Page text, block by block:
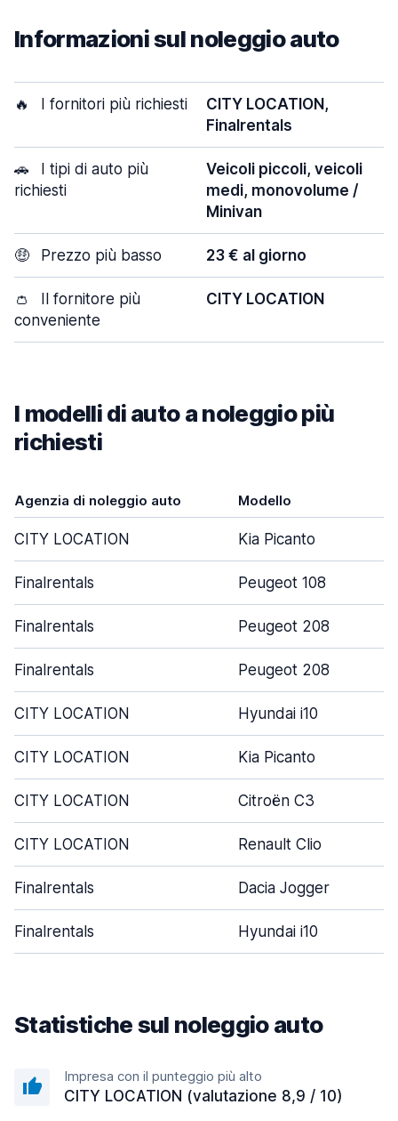
Informazioni sul noleggio auto
🔥 I fornitori più richiesti
CITY LOCATION,
Finalrentals
🚗
I tipi di auto più
richiesti
Veicoli piccoli, veicoli
medi, monovolume /
Minivan
🤑 Prezzo più basso 23 € al giorno
👛
Il fornitore più
conveniente
CITY LOCATION
I modelli di auto a noleggio più
richiesti
Agenzia di noleggio auto Modello
CITY LOCATION Kia Picanto
Finalrentals Peugeot 108
Finalrentals Peugeot 208
Finalrentals Peugeot 208
CITY LOCATION Hyundai i10
CITY LOCATION Kia Picanto
CITY LOCATION Citroën C3
CITY LOCATION Renault Clio
Finalrentals Dacia Jogger
Finalrentals Hyundai i10
Statistiche sul noleggio auto
Impresa con il punteggio più alto
CITY LOCATION (valutazione 8,9 / 10)